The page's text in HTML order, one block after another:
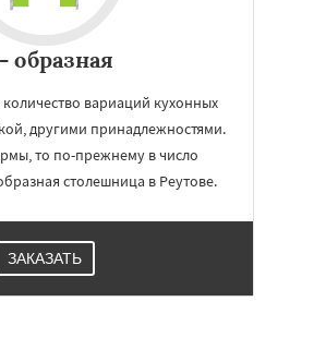
образная
вариаций кухонных
другими принадлежностями.
то по-прежнему в число
столешница в Реутове.
ЗАКАЗАТЬ